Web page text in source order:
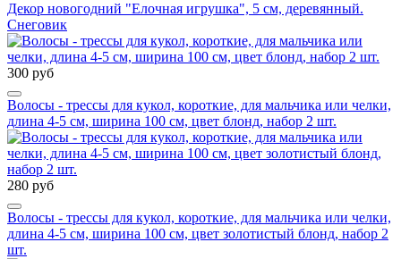
Декор новогодний "Елочная игрушка", 5 см, деревянный.
Снеговик
300 руб
Волосы - трессы для кукол, короткие, для мальчика или челки,
длина 4-5 см, ширина 100 см, цвет блонд, набор 2 шт.
280 руб
Волосы - трессы для кукол, короткие, для мальчика или челки,
длина 4-5 см, ширина 100 см, цвет золотистый блонд, набор 2
шт.